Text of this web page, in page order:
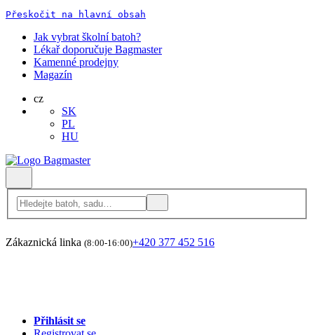
Přeskočit na hlavní obsah
Jak vybrat školní batoh?
Lékař doporučuje Bagmaster
Kamenné prodejny
Magazín
cz
SK
PL
HU
Zákaznická linka (8:00-16:00)+420 377 452 516
Přihlásit se